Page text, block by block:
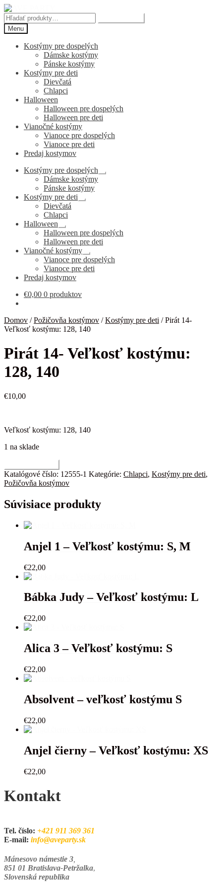
Preskočiť
na
navigáciu
Preskočiť
na
obsah
Hľadať:
Menu
Kostýmy pre dospelých
Dámske kostýmy
Pánske kostýmy
Kostýmy pre deti
Dievčatá
Chlapci
Halloween
Halloween pre dospelých
Halloween pre deti
Vianočné kostýmy
Vianoce pre dospelých
Vianoce pre deti
Predaj kostymov
Kostýmy pre dospelých
Rozbaliť
Dámske kostýmy
Pánske kostýmy
Kostýmy pre deti
Rozbaliť
Dievčatá
Chlapci
Halloween
Rozbaliť
podradené
menu
Halloween pre dospelých
Halloween pre deti
Vianočné kostýmy
Rozbaliť
podradené
menu
Vianoce pre dospelých
Vianoce pre deti
Predaj kostymov
€0,00 0 produktov
Domov /Požičovňa kostýmov /Kostýmy pre deti /Pirát 14-
Veľkosť kostýmu: 128, 140
Pirát 14- Veľkosť kostýmu:
128, 140
€10,00
Veľkosť kostýmu: 128, 140
1 na sklade
Pirát
14-
kostýmu:
128,
Katalógové číslo: 12555-1 Kategórie: Chlapci, Kostýmy pre deti,
Požičovňa kostýmov
Súvisiace produkty
Anjel 1 – Veľkosť kostýmu: S, M
€22,00
Bábka Judy – Veľkosť kostýmu: L
€22,00
Alica 3 – Veľkosť kostýmu: S
€22,00
Absolvent – veľkosť kostýmu S
€22,00
Anjel čierny – Veľkosť kostýmu: XS
€22,00
Kontakt
Tel. číslo: +421 911 369 361
E-mail: info@aveparty.sk
Mánesovo námestie 3
851 01 Bratislava-Petržalka,
Slovenská republika